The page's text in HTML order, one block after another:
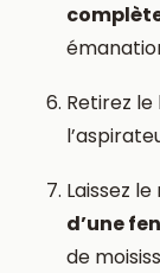
Retirez
Laissez
d’une
de